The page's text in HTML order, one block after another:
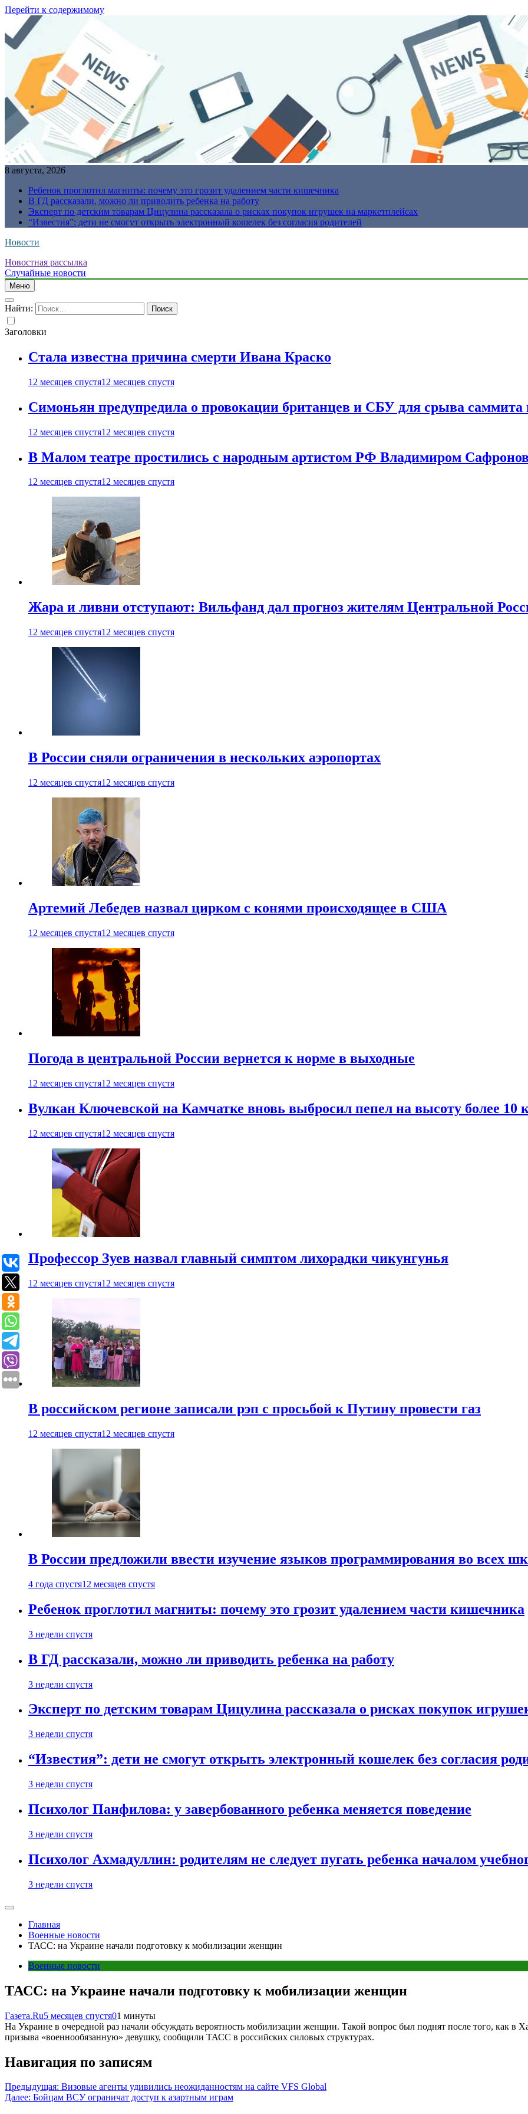
Перейти к содержимому
8 августа, 2026
Ребенок проглотил магниты: почему это грозит удалением части кишечника
В ГД рассказали, можно ли приводить ребенка на работу
Эксперт по детским товарам Цицулина рассказала о рисках покупок игрушек на маркетплейсах
“Известия”: дети не смогут открыть электронный кошелек без согласия родителей
Новости
Новостная рассылка
Случайные новости
Меню
Найти:
Заголовки
Стала известна причина смерти Ивана Краско
12 месяцев спустя12 месяцев спустя
Симоньян предупредила о провокации британцев и СБУ для срыва саммита
12 месяцев спустя12 месяцев спустя
В Малом театре простились с народным артистом РФ Владимиром
12 месяцев спустя12 месяцев спустя
Жара и ливни отступают: Вильфанд дал прогноз жителям Центральной
12 месяцев спустя12 месяцев спустя
В России сняли ограничения в нескольких аэропортах
12 месяцев спустя12 месяцев спустя
Артемий Лебедев назвал цирком с конями происходящее в США
12 месяцев спустя12 месяцев спустя
Погода в центральной России вернется к норме в выходные
12 месяцев спустя12 месяцев спустя
Вулкан Ключевской на Камчатке вновь выбросил пепел на высоту более 10
12 месяцев спустя12 месяцев спустя
Профессор Зуев назвал главный симптом лихорадки чикунгунья
12 месяцев спустя12 месяцев спустя
В российском регионе записали рэп с просьбой к Путину провести газ
12 месяцев спустя12 месяцев спустя
В России предложили ввести изучение языков программирования во всех
4 года спустя12 месяцев спустя
Ребенок проглотил магниты: почему это грозит удалением части кишечника
3 недели спустя
В ГД рассказали, можно ли приводить ребенка на работу
3 недели спустя
Эксперт по детским товарам Цицулина рассказала о рисках покупок
3 недели спустя
“Известия”: дети не смогут открыть электронный кошелек без согласия
3 недели спустя
Психолог Панфилова: у завербованного ребенка меняется поведение
3 недели спустя
Психолог Ахмадуллин: родителям не следует пугать ребенка началом
3 недели спустя
Главная
Военные новости
ТАСС: на Украине начали подготовку к мобилизации женщин
Военные новости
ТАСС: на Украине начали подготовку к мобилизации женщин
Газета.Ru5 месяцев спустя01 минуты
На Украине в очередной раз начали обсуждать вероятность мобилизации женщин. Такой вопрос был поднят после того, как в
призыва «военнообязанную» девушку, сообщили ТАСС в российских силовых структурах.
Навигация по записям
Предыдущая: Визовые агенты удивились неожиданностям на сайте VFS Global
Далее: Бойцам ВСУ ограничат доступ к азартным играм